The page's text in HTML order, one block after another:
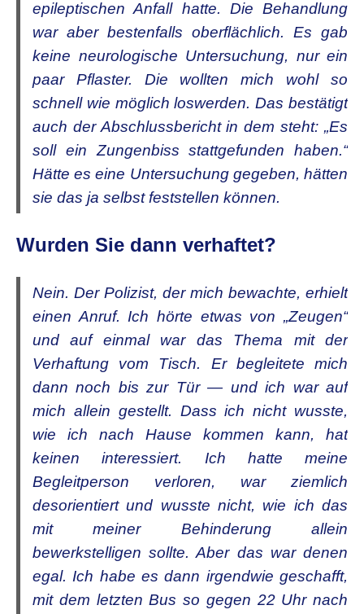
epileptischen Anfall hatte. Die Behandlung
war aber bestenfalls oberflächlich. Es gab
keine neurologische Untersuchung, nur ein
paar Pflaster. Die wollten mich wohl so
schnell wie möglich loswerden. Das bestätigt
auch der Abschlussbericht in dem steht: „Es
soll ein Zungenbiss stattgefunden haben.“
Hätte es eine Untersuchung gegeben, hätten
sie das ja selbst feststellen können.
Wurden Sie dann verhaftet?
Nein. Der Polizist, der mich bewachte, erhielt
einen Anruf. Ich hörte etwas von „Zeugen“
und auf einmal war das Thema mit der
Verhaftung vom Tisch. Er begleitete mich
dann noch bis zur Tür — und ich war auf
mich allein gestellt. Dass ich nicht wusste,
wie ich nach Hause kommen kann, hat
keinen interessiert. Ich hatte meine
Begleitperson verloren, war ziemlich
desorientiert und wusste nicht, wie ich das
mit meiner Behinderung allein
bewerkstelligen sollte. Aber das war denen
egal. Ich habe es dann irgendwie geschafft,
mit dem letzten Bus so gegen 22 Uhr nach